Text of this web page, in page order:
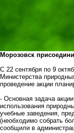
Морозовск
С 22 сентября по 9
Министерства
проведение акции
- Основная задача
использования
учебные заведения,
(необходимо собрать
сообщили в